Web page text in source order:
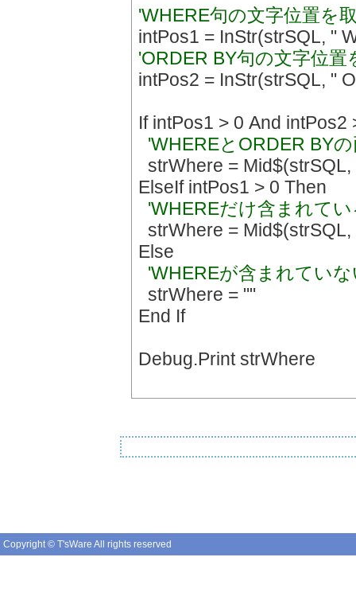
'WHERE句の文字位置を
intPos1 = InStr(strSQL, "
'ORDER BY句の文字位置
intPos2 = InStr(strSQL, "
If intPos1 > 0 And intPos2
'WHEREとORDER BY
strWhere =
ElseIf intPos1 > 0 Then
'WHEREだけ含まれて
strWhere =
Else
'WHEREが含まれてい
strWhere = ""
End If
Debug.Print strWhere
Copyright © T'sWare All rights reserved